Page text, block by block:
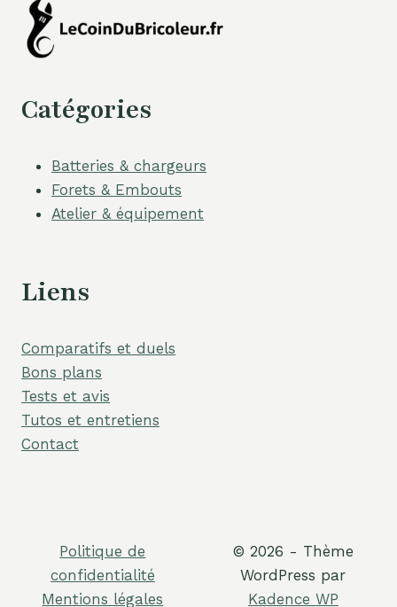
Catégories
Batteries & chargeurs
Forets & Embouts
Atelier & équipement
Liens
Comparatifs et duels
Bons plans
Tests et avis
Tutos et entretiens
Contact
Politique de
confidentialité
Mentions légales
© 2026 - Thème
WordPress par
Kadence WP